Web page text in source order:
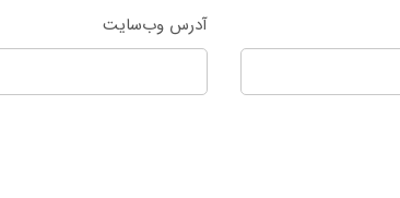
آدرس وب‌سایت